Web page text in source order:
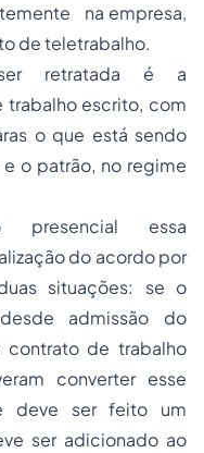
na empresa,
de teletrabalho.
retratada é a
escrito, com
o que está sendo
o patrão, no regime
essa
do acordo por
situações: se o
admissão do
de trabalho
converter esse
deve ser feito um
ser adicionado ao